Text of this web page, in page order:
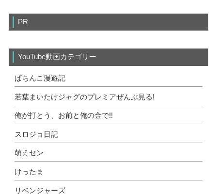
PR
YouTube動画カテゴリー
ぱちんこ漫遊記
若葉まいたけジャグのプレミアぜんぶ見る!
俺が打とう、お前と俺の金で!!
スロジョ日記
萌えセン
けったま
リベンジャーズ